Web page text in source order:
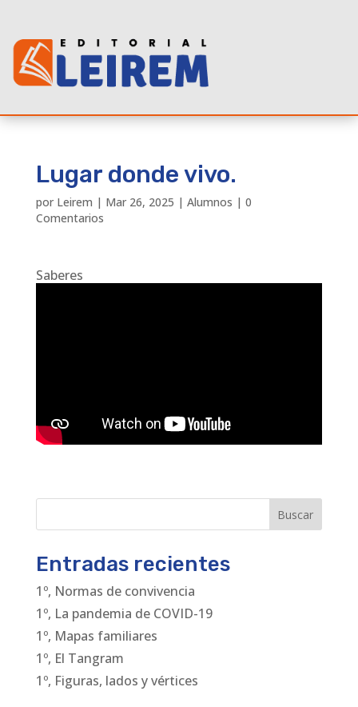
Lugar donde vivo.
por Leirem | Mar 26, 2025 | Alumnos | 0
Comentarios
Saberes
Buscar
Entradas recientes
1º, Normas de convivencia
1º, La pandemia de COVID-19
1º, Mapas familiares
1º, El Tangram
1º, Figuras, lados y vértices